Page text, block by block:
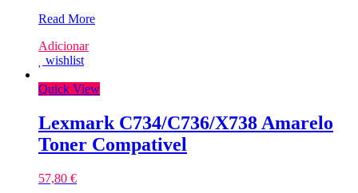
Lexmark
Magenta
Toner
Read More
Adicionar
wishlist
Quick View
Lexmark C734/C736/X738 Amarelo
Toner Compativel
57,80 €